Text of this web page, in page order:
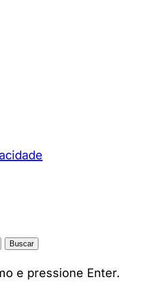
Buscar
e pressione Enter.